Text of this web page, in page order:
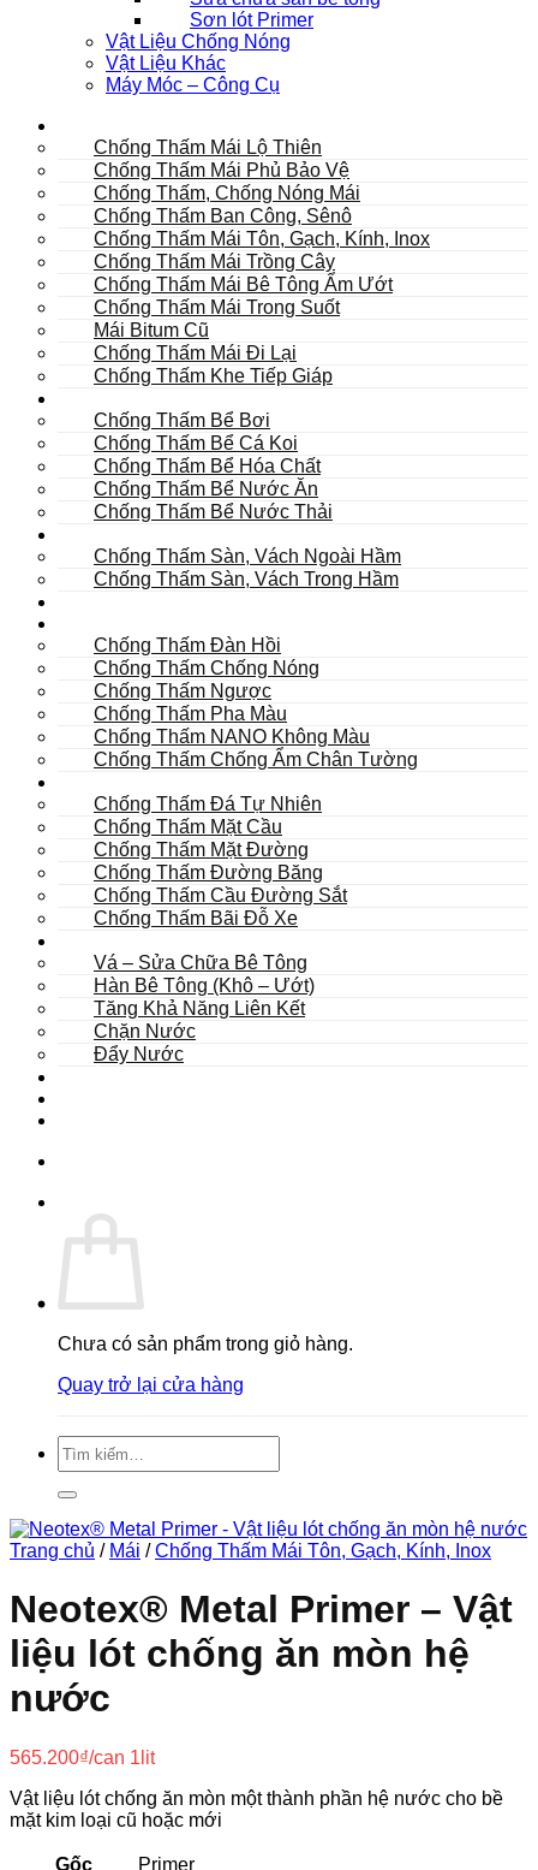
Sơn lót Primer
Vật Liệu Chống Nóng
Vật Liệu Khác
Máy Móc – Công Cụ
Chống Thấm Mái Lộ Thiên
Chống Thấm Mái Phủ Bảo Vệ
Chống Thấm, Chống Nóng Mái
Chống Thấm Ban Công, Sênô
Chống Thấm Mái Tôn, Gạch, Kính, Inox
Chống Thấm Mái Trồng Cây
Chống Thấm Mái Bê Tông Ẩm Ướt
Chống Thấm Mái Trong Suốt
Mái Bitum Cũ
Chống Thấm Mái Đi Lại
Chống Thấm Khe Tiếp Giáp
Chống Thấm Bể Bơi
Chống Thấm Bể Cá Koi
Chống Thấm Bể Hóa Chất
Chống Thấm Bể Nước Ăn
Chống Thấm Bể Nước Thải
Chống Thấm Sàn, Vách Ngoài Hầm
Chống Thấm Sàn, Vách Trong Hầm
Chống Thấm Đàn Hồi
Chống Thấm Chống Nóng
Chống Thấm Ngược
Chống Thấm Pha Màu
Chống Thấm NANO Không Màu
Chống Thấm Chống Ẩm Chân Tường
Chống Thấm Đá Tự Nhiên
Chống Thấm Mặt Cầu
Chống Thấm Mặt Đường
Chống Thấm Đường Băng
Chống Thấm Cầu Đường Sắt
Chống Thấm Bãi Đỗ Xe
Vá – Sửa Chữa Bê Tông
Hàn Bê Tông (Khô – Ướt)
Tăng Khả Năng Liên Kết
Chặn Nước
Đẩy Nước
Chưa có sản phẩm trong giỏ hàng.
Quay trở lại cửa hàng
Tìm
kiếm:
Trang chủ / Mái / Chống Thấm Mái Tôn, Gạch, Kính, Inox
Neotex® Metal Primer – Vật
liệu lót chống ăn mòn hệ
nước
565.200₫/can 1lit
Vật liệu lót chống ăn mòn một thành phần hệ nước cho bề
mặt kim loại cũ hoặc mới
Gốc Primer